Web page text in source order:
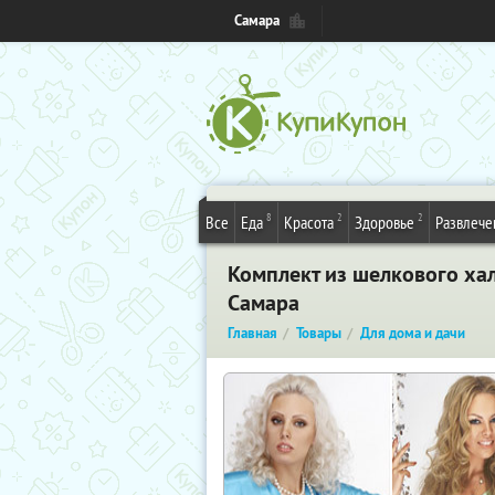
Самара
Все Еда 8 Красота 2 Здоровье 2
Комплект из шелкового
Самара
Главная Товары Для дома и дачи